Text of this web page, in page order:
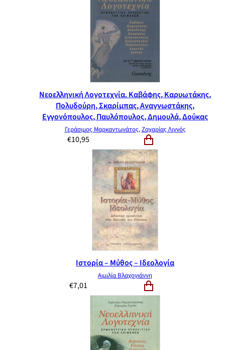
Νεοελληνική Λογοτεχνία. Καβάφης, Καρυωτάκης,
Πολυδούρη, Σκαρίμπας, Αναγνωστάκης,
Εγγονόπουλος, Παυλόπουλος, Δημουλά, Δούκας
Γεράσιμος Μαρκαντωνάτος,Ζαχαρίας Λιγνός
€10,95
Ιστορία – Μύθος – Ιδεολογία
Αιμιλία Βλαχογιάννη
€7,01